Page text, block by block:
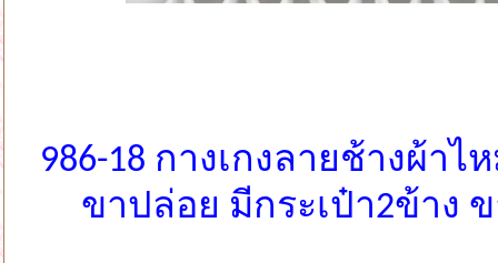
986-18 กางเกงลายช้างผ้าไ
ขาปล่อย มีกระเป๋า2ข้าง